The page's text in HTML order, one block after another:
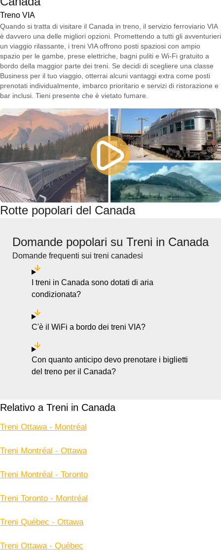
Treno VIA
Quando si tratta di visitare il Canada in treno, il servizio ferroviario VIA
è davvero una delle migliori opzioni. Promettendo a tutti gli avventurieri
un viaggio rilassante, i treni VIA offrono posti spaziosi con ampio
spazio per le gambe, prese elettriche, bagni puliti e Wi-Fi gratuito a
bordo della maggior parte dei treni. Se decidi di scegliere una classe
Business per il tuo viaggio, otterrai alcuni vantaggi extra come posti
prenotati individualmente, imbarco prioritario e servizi di ristorazione e
bar inclusi. Tieni presente che è vietato fumare.
Rotte popolari del Canada
Domande popolari su Treni in Canada
Domande frequenti sui treni canadesi
I treni in Canada sono dotati di aria
condizionata?
C'è il WiFi a bordo dei treni VIA?
Con quanto anticipo devo prenotare i biglietti
del treno per il Canada?
Relativo a Treni in Canada
Treni Ottawa - Montréal
Treni Montréal - Ottawa
Treni Montréal - Toronto
Treni Toronto - Montréal
Treni Québec - Ottawa
Treni Ottawa - Québec